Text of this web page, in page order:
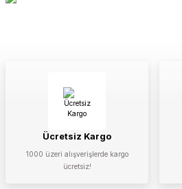
Ücretsiz Kargo
1000 üzeri alışverişlerde kargo
ücretsiz!